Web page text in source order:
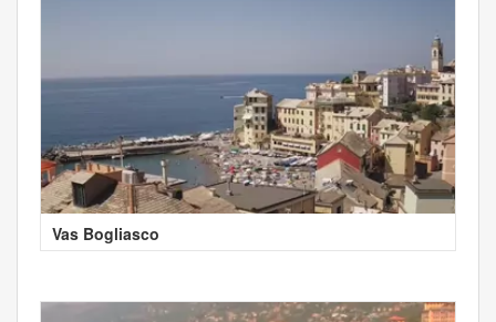
Vas Bogliasco